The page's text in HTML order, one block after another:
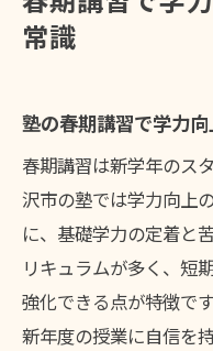
北海道岩見沢市の
塾ならでは
点
塾春期講習と
塾の春期講習
制
個別指導型塾
個別指導と集団
常識
塾の春期講習で学力
春期講習は新学年のス
沢市の塾では学力向上
に、基礎学力の定着と
リキュラムが多く、短
強化できる点が特徴で
新年度の授業に自信を